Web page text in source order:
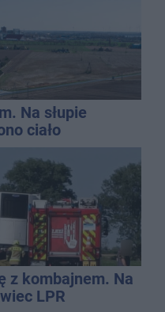
Na słupie
ciało
z kombajnem. Na
LPR